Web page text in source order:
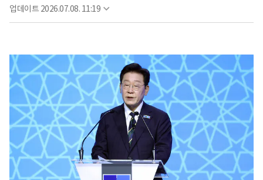
업데이트 2026.07.08. 11:19